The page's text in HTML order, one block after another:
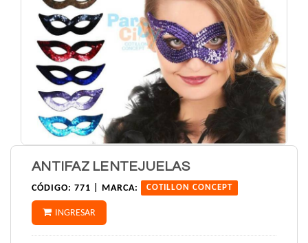
ANTIFAZ LENTEJUELAS
CÓDIGO: 771 | MARCA: COTILLON CONCEPT
INGRESAR